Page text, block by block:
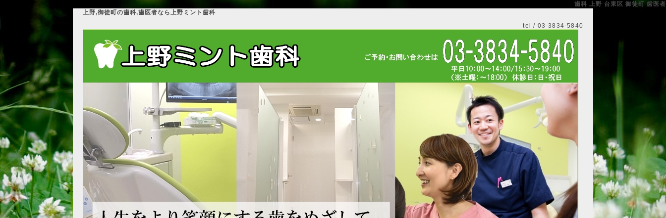
歯科 上野 台東区 御徒町 歯医者
上野,御徒町の歯科,歯医者なら上野ミント歯科
tel / 03-3834-5840